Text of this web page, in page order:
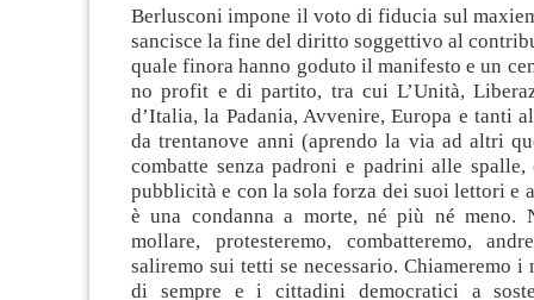
Berlusconi impone il voto di fiducia sul
sancisce la fine del diritto soggettivo al
quale finora hanno goduto il manifesto e un
no profit e di partito, tra cui L’Unità,
d’Italia, la Padania, Avvenire, Europa e tanti
da trentanove anni (aprendo la via ad altri
combatte senza padroni e padrini alle spalle,
pubblicità e con la sola forza dei suoi lettori e
è una condanna a morte, né più né meno.
mollare, protesteremo, combatteremo,
saliremo sui tetti se necessario. Chiameremo i
di sempre e i cittadini democratici a